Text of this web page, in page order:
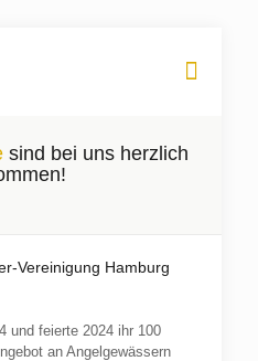
sind bei uns herzlich
Vereinigung Hamburg
und feierte 2024 ihr 100
an Angelgewässern